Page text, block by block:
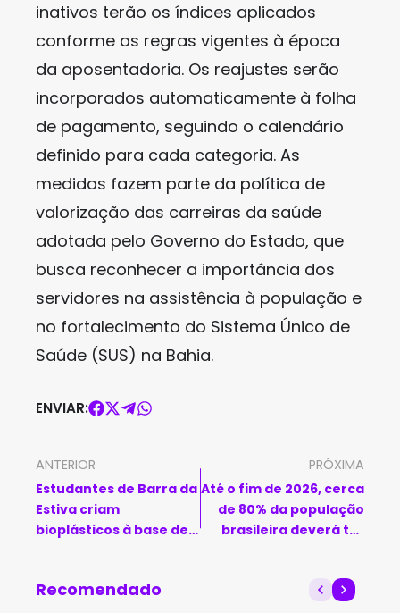
inativos terão os índices aplicados
conforme as regras vigentes à época
da aposentadoria. Os reajustes serão
incorporados automaticamente à folha
de pagamento, seguindo o calendário
definido para cada categoria. As
medidas fazem parte da política de
valorização das carreiras da saúde
adotada pelo Governo do Estado, que
busca reconhecer a importância dos
servidores na assistência à população e
no fortalecimento do Sistema Único de
Saúde (SUS) na Bahia.
ENVIAR:
ANTERIOR
Estudantes de Barra da
Estiva criam
bioplásticos à base de
PRÓXIMA
Até o fim de 2026, cerca
de 80% da população
brasileira deverá ter
Recomendado